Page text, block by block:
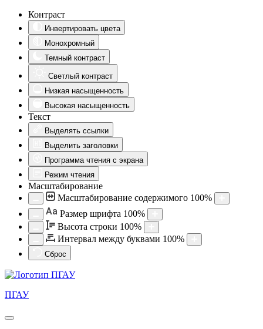
Контраст
Инвертировать цвета
Монохромный
Темный контраст
Светлый контраст
Низкая насыщенность
Высокая насыщенность
Текст
Выделять ссылки
Выделить заголовки
Программа чтения с экрана
Режим чтения
Масштабирование
Масштабирование содержимого 100%
Aa Размер шрифта 100%
Высота строки 100%
Интервал между буквами 100%
Сброс
ПГАУ